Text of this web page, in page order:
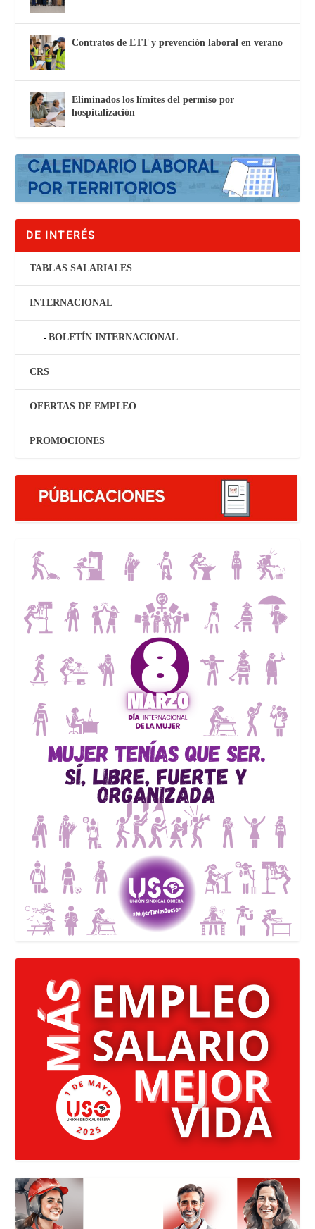
Contratos de ETT y prevención laboral en verano
Eliminados los límites del permiso por
hospitalización
DE INTERÉS
TABLAS SALARIALES
INTERNACIONAL
BOLETÍN INTERNACIONAL
CRS
OFERTAS DE EMPLEO
PROMOCIONES